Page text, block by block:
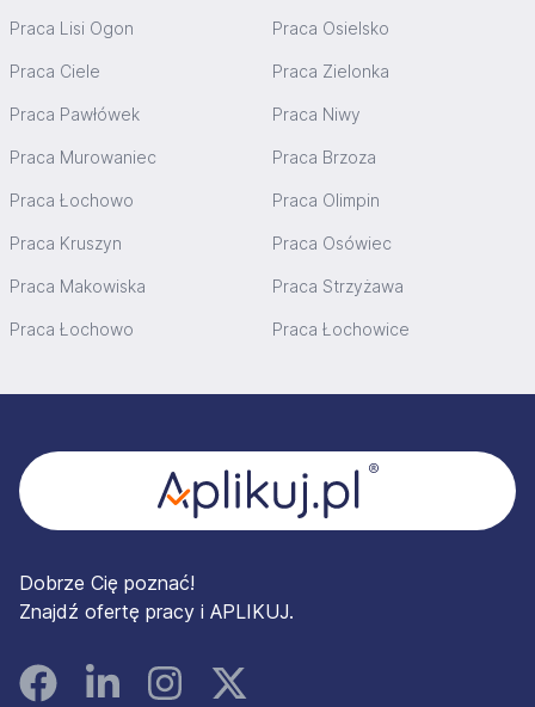
Praca Lisi Ogon Praca Osielsko
Praca Ciele Praca Zielonka
Praca Pawłówek Praca Niwy
Praca Murowaniec Praca Brzoza
Praca Łochowo Praca Olimpin
Praca Kruszyn Praca Osówiec
Praca Makowiska Praca Strzyżawa
Praca Łochowo Praca Łochowice
Dobrze Cię poznać!
Znajdź ofertę pracy i APLIKUJ.
FacebookLinked InInstagramInstagram